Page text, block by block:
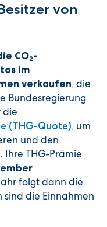
von
CO2-
im
verkaufen, die
Bundesregierung
die
(THG-Quote), um
und den
Ihre THG-Prämie
folgt dann die
sind die Einnahmen